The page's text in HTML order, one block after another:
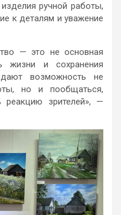
ручной работы,
к деталям и уважение
— это не основная
жизни и сохранения
возможность не
но и пообщаться,
реакцию зрителей», —